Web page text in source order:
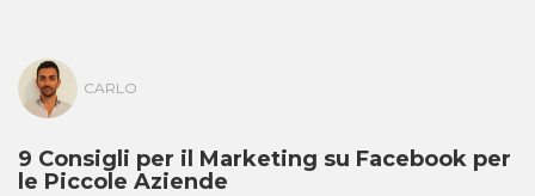
CARLO
9 Consigli per il Marketing su Facebook per
le Piccole Aziende